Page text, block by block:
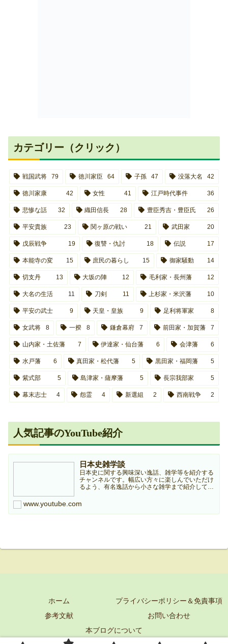
カテゴリー（クリック）
戦国武将 79 徳川家臣 64 子孫 47 没落大名 42
徳川家康 42 女性 41 江戸時代事件 36
悲惨な話 32 織田信長 28 豊臣秀吉・豊臣氏 26
平安貴族 23 関ヶ原の戦い 21 武田家 20
戊辰戦争 19 復讐・仇討 18 伝説 17
本能寺の変 15 庶民の暮らし 15 御家騒動 14
切支丹 13 大坂の陣 12 毛利家・長州藩 12
大名の生活 11 刀剣 11 上杉家・米沢藩 10
平安の武士 9 天皇・皇族 9 足利将軍家 8
女武将 8 一揆 8 鎌倉幕府 7 前田家・加賀藩 7
山内家・土佐藩 7 伊達家・仙台藩 6 会津藩 6
水戸藩 6 真田家・松代藩 5 黒田家・福岡藩 5
紫式部 5 島津家・薩摩藩 5 長宗我部家 5
幕末志士 4 怨霊 4 新選組 2 西南戦争 2
人気記事のYouTube紹介
日本史雑学談
日本史に関する興味深い逸話、雑学等を紹介する
チャンネルです。幅広い方々に楽しんでいただけ
るよう、有名逸話から小さな雑学まで紹介してい
ンネルは個人ブログ『日本史雑学庵』の記事を元
に作成していますので...
www.youtube.com
ホーム
プライバシーポリシー＆免責事項
参考文献
お問い合わせ
本ブログについて